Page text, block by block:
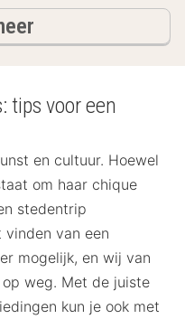
hotels
tips voor een
en cultuur. Hoewel
om haar chique
stedentrip
van een
mogelijk, en wij van
weg. Met de juiste
kun je ook met